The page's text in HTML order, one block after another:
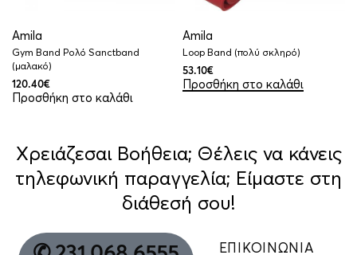
Amila
Gym Band Ρολό Sanctband
(μαλακό)
120.40€
Προσθήκη στο καλάθι
Amila
Loop Band (πολύ σκληρό)
53.10€
Προσθήκη στο καλάθι
Χρειάζεσαι Βοήθεια; Θέλεις να κάνεις
τηλεφωνική παραγγελία; Είμαστε στη
διάθεσή σου!
ΕΠΙΚΟΙΝΩΝΙΑ